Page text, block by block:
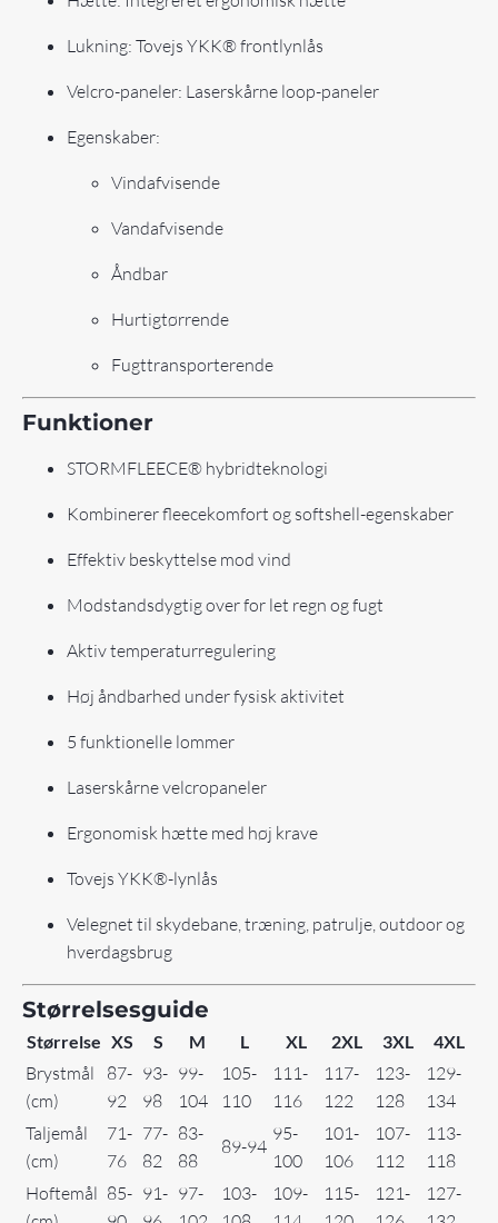
Lukning: Tovejs YKK® frontlynlås
Velcro-paneler: Laserskårne loop-paneler
Egenskaber:
Vindafvisende
Vandafvisende
Åndbar
Hurtigtørrende
Fugttransporterende
Funktioner
STORMFLEECE® hybridteknologi
Kombinerer fleecekomfort og softshell-egenskaber
Effektiv beskyttelse mod vind
Modstandsdygtig over for let regn og fugt
Aktiv temperaturregulering
Høj åndbarhed under fysisk aktivitet
5 funktionelle lommer
Laserskårne velcropaneler
Ergonomisk hætte med høj krave
Tovejs YKK®-lynlås
Velegnet til skydebane, træning, patrulje, outdoor og
hverdagsbrug
Størrelsesguide
Størrelse XS S M L XL 2XL 3XL 4XL
Brystmål
(cm)
87-
92
93-
98
99-
104
105-
110
111-
116
117-
122
123-
128
129-
134
Taljemål
(cm)
71-
76
77-
82
83-
88
89-94
95-
100
101-
106
107-
112
113-
118
Hoftemål 85- 91- 97-
103-
109-
115-
121-
127-